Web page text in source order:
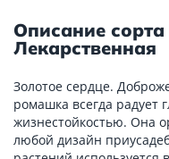
Описание
Лекарственная
Золотое сердце.
ромашка всегда радует
жизнестойкостью. Она
любой дизайн